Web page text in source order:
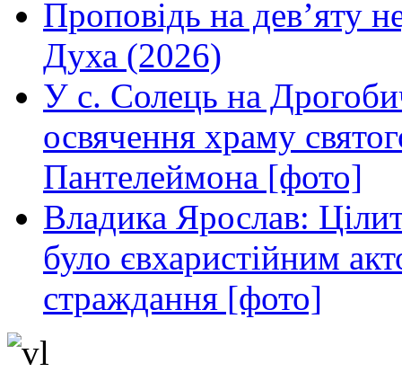
Проповідь на дев’яту
Духа (2026)
У с. Солець на
освячення храму
Пантелеймона [фото]
Владика Ярослав:
було євхаристійним
страждання [фото]